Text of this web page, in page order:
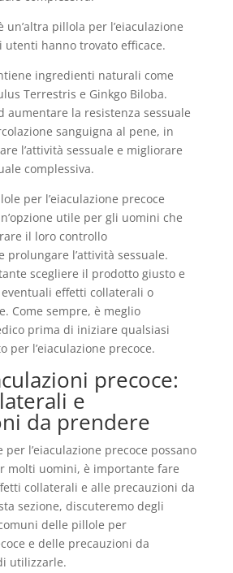
un’altra pillola per l’eiaculazione
utenti hanno trovato efficace.
ingredienti naturali come
Terrestris e Ginkgo Biloba.
aumentare la resistenza sessuale
sanguigna al pene, in
l’attività sessuale e migliorare
complessiva.
per l’eiaculazione precoce
utile per gli uomini che
il loro controllo
prolungare l’attività sessuale.
scegliere il prodotto giusto e
effetti collaterali o
Come sempre, è meglio
prima di iniziare qualsiasi
per l’eiaculazione precoce.
precoce:
e
da prendere
l’eiaculazione precoce possano
molti uomini, è importante fare
collaterali e alle precauzioni da
sezione, discuteremo degli
delle pillole per
e delle precauzioni da
utilizzarle.